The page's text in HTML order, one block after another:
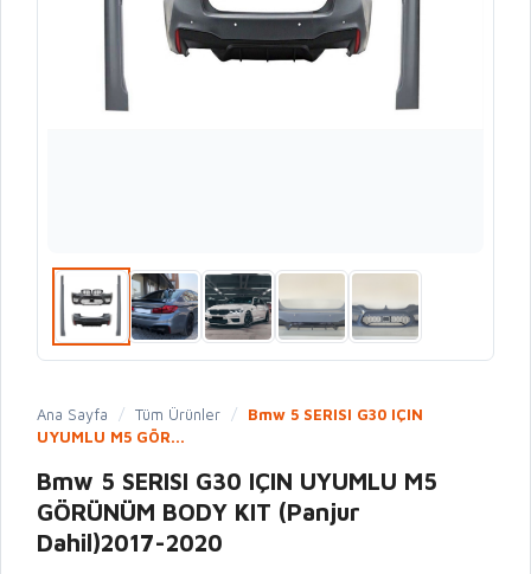
Ana Sayfa / Tüm Ürünler /
Bmw 5 SERISI G30 IÇIN
UYUMLU M5 GÖR...
Bmw 5 SERISI G30 IÇIN UYUMLU M5
GÖRÜNÜM BODY KIT (Panjur
Dahil)2017-2020